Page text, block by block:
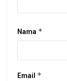
Nama *
Email *